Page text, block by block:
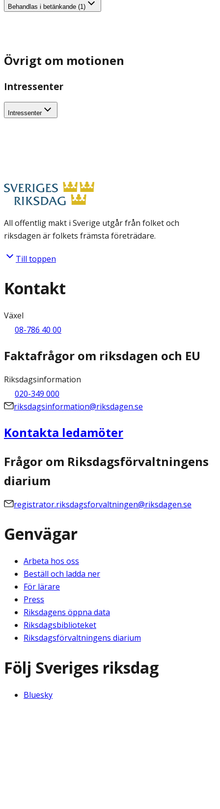
Behandlas i betänkande (1)
Övrigt om motionen
Intressenter
Intressenter
All offentlig makt i Sverige utgår från folket och
riksdagen är folkets främsta företrädare.
Till toppen
Kontakt
Växel
08-786 40 00
Faktafrågor om riksdagen och EU
Riksdagsinformation
020-349 000
riksdagsinformation@riksdagen.se
Kontakta ledamöter
Frågor om Riksdagsförvaltningens
diarium
registrator.riksdagsforvaltningen@riksdagen.se
Genvägar
Arbeta hos oss
Beställ och ladda ner
För lärare
Press
Riksdagens öppna data
Riksdagsbiblioteket
Riksdagsförvaltningens diarium
Följ Sveriges riksdag
Bluesky